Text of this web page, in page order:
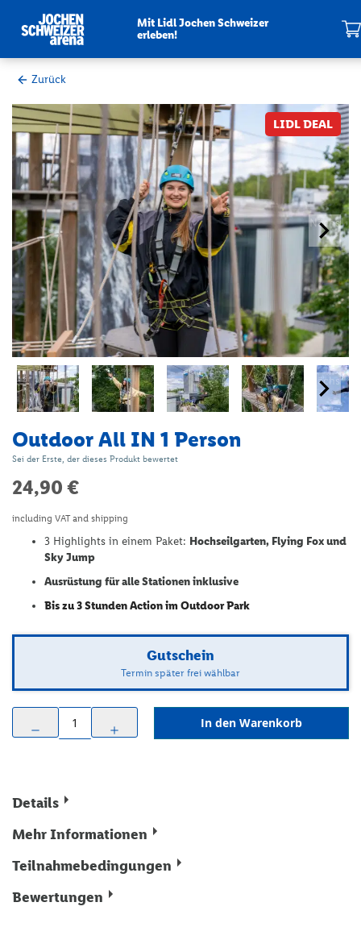
Mit Lidl Jochen Schweizer
erleben!
Mein
Zurück
Zum
Ende
der
Bildergalerie
springen
LIDL DEAL
Nächster
Nächster
Anfang
der
springen
Outdoor All IN 1 Person
Sei der Erste, der dieses Produkt bewertet
24,90 €
including VAT and shipping
3 Highlights in einem Paket: Hochseilgarten, Flying Fox und
Sky Jump
Ausrüstung für alle Stationen inklusive
Bis zu 3 Stunden Action im Outdoor Park
Gutschein
Termin später frei wählbar
remove add In den Warenkorb
Details
Mehr Informationen
Teilnahmebedingungen
Bewertungen